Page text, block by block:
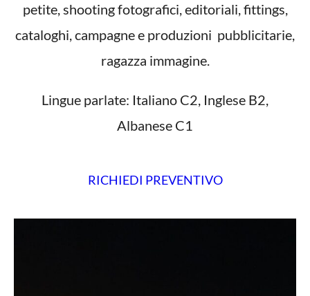
petite, shooting fotografici, editoriali, fittings,
cataloghi, campagne e produzioni pubblicitarie,
ragazza immagine.
Lingue parlate: Italiano C2, Inglese B2,
Albanese C1
RICHIEDI PREVENTIVO